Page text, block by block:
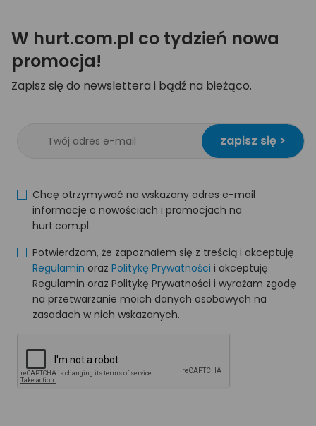
W hurt.com.pl co tydzień nowa
promocja!
Zapisz się do newslettera i bądź na bieżąco.
zapisz się >
Chcę otrzymywać na wskazany adres e-mail
informacje o nowościach i promocjach na
hurt.com.pl.
Potwierdzam, że zapoznałem się z treścią i akceptuję
Regulamin oraz Politykę Prywatności i akceptuję
Regulamin oraz Politykę Prywatności i wyrażam zgodę
na przetwarzanie moich danych osobowych na
zasadach w nich wskazanych.